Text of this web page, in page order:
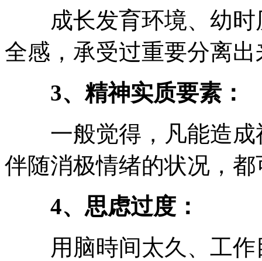
成长发育环境、幼时
全感，承受过重要分离
3、精神实质要素：
一般觉得，凡能造成
伴随消极情绪的状况，
4、思虑过度：
用脑時间太久、工作